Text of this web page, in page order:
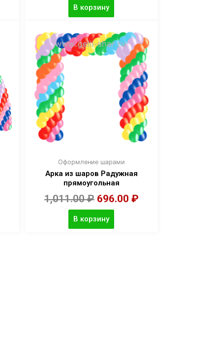
В корзину
Оформление шарами
Арка из шаров Радужная
прямоугольная
1,011.00₽ 696.00 ₽
В корзину